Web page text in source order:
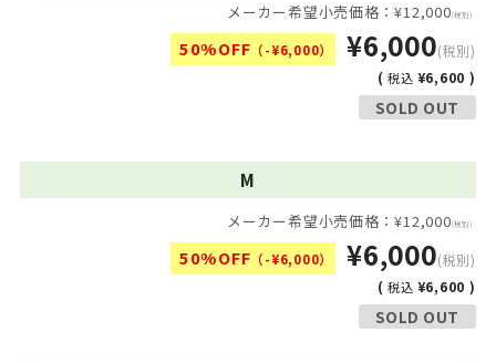
メーカー希望小売価格：¥12,000(税別)
50%OFF （-¥6,000） ¥6,000(税別)
(税込 ¥6,600 )
SOLD OUT
M
メーカー希望小売価格：¥12,000(税別)
50%OFF （-¥6,000） ¥6,000(税別)
(税込 ¥6,600 )
SOLD OUT